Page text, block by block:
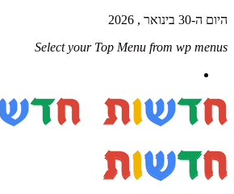
היום ה-30 בינואר , 2026
Select your Top Menu from wp menus